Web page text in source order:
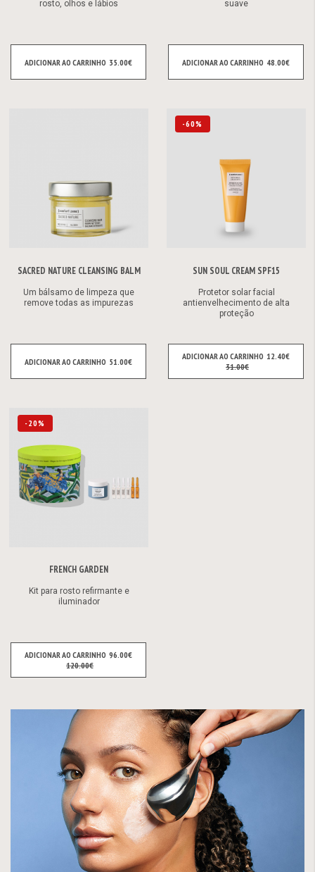
rosto, olhos e lábios
35.00€
suave
48.00€
SACRED NATURE CLEANSING BALM
Um bálsamo de limpeza que
remove todas as impurezas
51.00€
-60%
SUN SOUL CREAM SPF15
Protetor solar facial
antienvelhecimento de alta
proteção
12.40€
31.00€
-20%
FRENCH GARDEN
Kit para rosto refirmante e
iluminador
96.00€
120.00€